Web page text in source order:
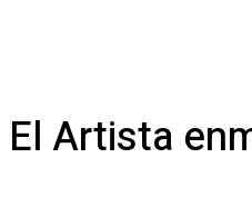
El Artista